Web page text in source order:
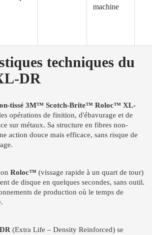
machine
techniques du
DR
tissé 3M™ Scotch-Brite™ Roloc™ XL-
opérations de finition, d'ébavurage et de
sur métaux. Sa structure en fibres non-
action douce mais efficace, sans risque de
Roloc™ (vissage rapide à un quart de tour)
de disque en quelques secondes, sans outil.
de production où le temps de
(Extra Life – Density Reinforced) se